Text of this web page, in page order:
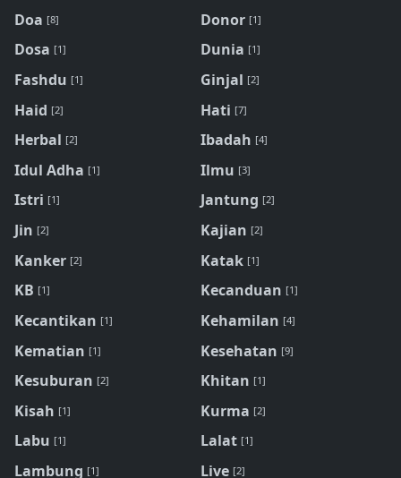
Doa [8] Donor [1]
Dosa [1] Dunia [1]
Fashdu [1] Ginjal [2]
Haid [2] Hati [7]
Herbal [2] Ibadah [4]
Idul Adha [1] Ilmu [3]
Istri [1] Jantung [2]
Jin [2] Kajian [2]
Kanker [2] Katak [1]
KB [1] Kecanduan [1]
Kecantikan [1] Kehamilan [4]
Kematian [1] Kesehatan [9]
Kesuburan [2] Khitan [1]
Kisah [1] Kurma [2]
Labu [1] Lalat [1]
Lambung [1] Live [2]